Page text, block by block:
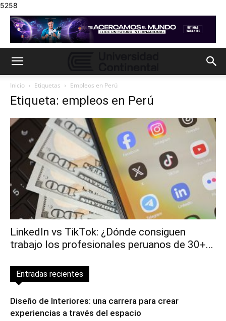
5258
Inicio Etiquetas Empleos en Perú
Etiqueta: empleos en Perú
LinkedIn vs TikTok: ¿Dónde consiguen
trabajo los profesionales peruanos de 30+...
Entradas recientes
Diseño de Interiores: una carrera para crear
experiencias a través del espacio